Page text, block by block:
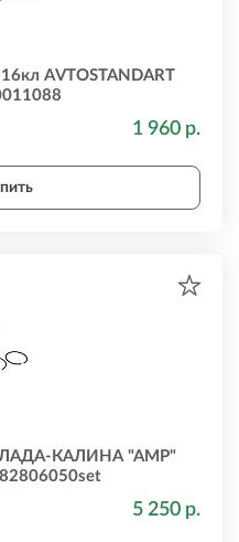
AVTOSTANDART
1 960 р.
ЛАДА-КАЛИНА "АМР"
5 250 р.